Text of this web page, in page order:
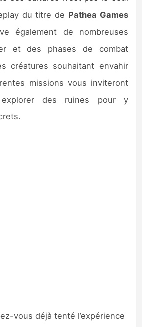
du titre de Pathea Games
également de nombreuses
et des phases de combat
créatures souhaitant envahir
missions vous inviteront
des ruines pour y
vous déjà tenté l’expérience